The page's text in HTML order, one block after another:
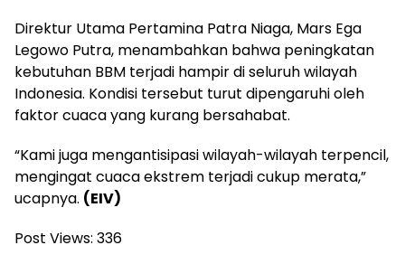
Direktur Utama Pertamina Patra Niaga, Mars Ega
Legowo Putra, menambahkan bahwa peningkatan
kebutuhan BBM terjadi hampir di seluruh wilayah
Indonesia. Kondisi tersebut turut dipengaruhi oleh
faktor cuaca yang kurang bersahabat.
“Kami juga mengantisipasi wilayah-wilayah terpencil,
mengingat cuaca ekstrem terjadi cukup merata,”
ucapnya. (EIV)
Post Views: 336